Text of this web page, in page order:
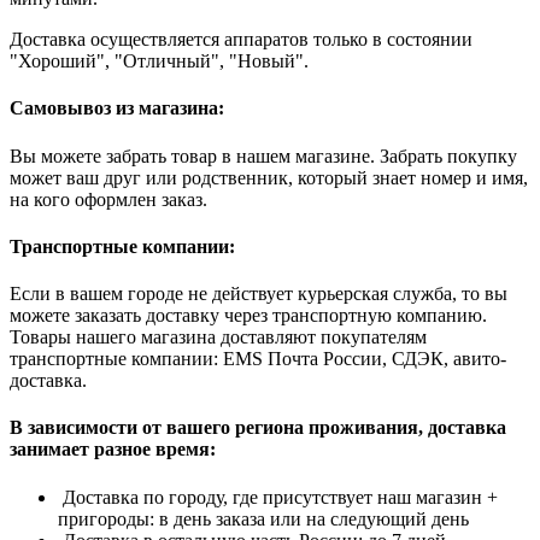
Доставка осуществляется аппаратов только в состоянии
"Хороший", "Отличный", "Новый".
Самовывоз из магазина:
Вы можете забрать товар в нашем магазине. Забрать покупку
может ваш друг или родственник, который знает номер и имя,
на кого оформлен заказ.
Транспортные компании:
Если в вашем городе не действует курьерская служба, то вы
можете заказать доставку через транспортную компанию.
Товары нашего магазина доставляют покупателям
транспортные компании: EMS Почта России, СДЭК, авито-
доставка.
В зависимости от вашего региона проживания, доставка
занимает разное время:
Доставка по городу, где присутствует наш магазин +
пригороды: в день заказа или на следующий день